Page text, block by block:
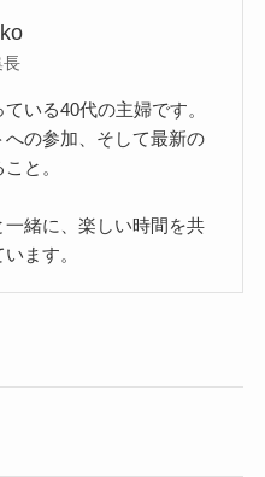
長
いる40代の主婦です。
の参加、そして最新の
と。
緒に、楽しい時間を共
ます。